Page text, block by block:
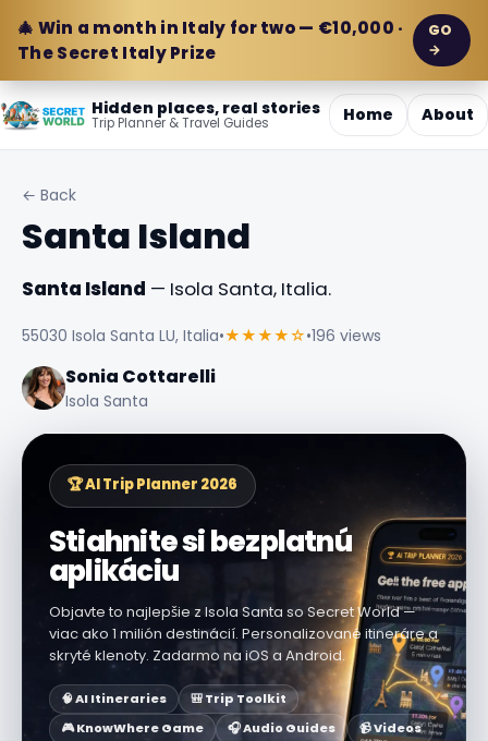
🎄 Win a month in Italy for two — €10,000 ·
The Secret Italy Prize
GO
→
Hidden places, real stories
Trip Planner & Travel Guides Home About
← Back
Santa Island
Santa Island — Isola Santa, Italia.
55030 Isola Santa LU, Italia•★★★★☆•196 views
Sonia Cottarelli
Isola Santa
🏆 AI Trip Planner 2026
Stiahnite si bezplatnú
aplikáciu
Objavte to najlepšie z Isola Santa so Secret World —
viac ako 1 milión destinácií. Personalizované itineráre a
skryté klenoty. Zadarmo na iOS a Android.
🧠 AI Itineraries
🎒 Trip Toolkit
🎮 KnowWhere Game
🎧 Audio Guides 📹 Videos